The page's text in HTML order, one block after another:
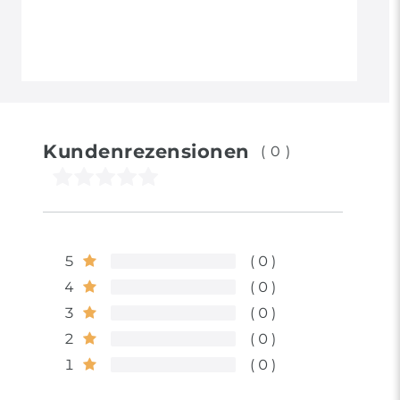
Kundenrezensionen (0)
5
0
4
0
3
0
2
0
1
0